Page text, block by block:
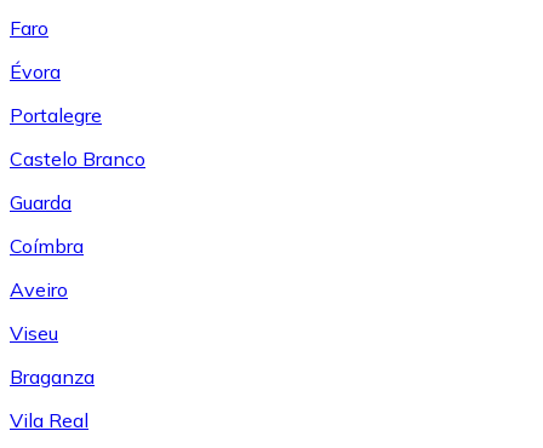
Faro
Évora
Portalegre
Castelo Branco
Guarda
Coímbra
Aveiro
Viseu
Braganza
Vila Real